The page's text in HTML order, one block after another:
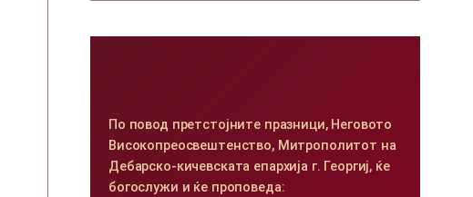
По повод претстојните празници, Неговото
Високопреосвештенство, Митрополитот на
Дебарско-кичевската епархија г. Георгиј, ќе
богослужи и ќе проповеда: